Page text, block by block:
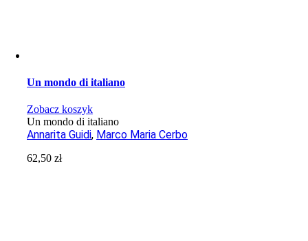
Un mondo di italiano
Zobacz koszyk
Un mondo di italiano
Annarita Guidi, Marco Maria Cerbo
62,50zł